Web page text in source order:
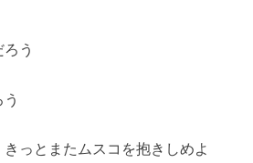
う
っとまたムスコを抱きしめよ